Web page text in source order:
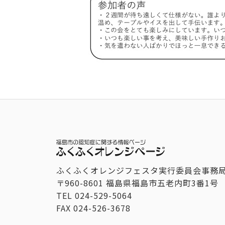
ふくふくオレンジフェスタ実行委員会事務
〒960-8601 福島県福島市五老内町3番1号
TEL 024-529-5064
FAX 024-526-3678